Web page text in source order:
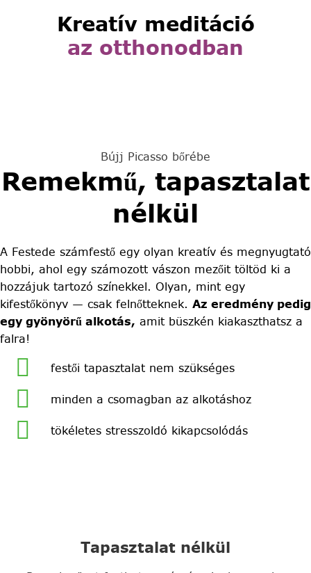
Kinyitható, hordozható
zsebnagyító
Kreatív meditáció
az otthonodban
Bújj Picasso bőrébe
Remekmű, tapasztalat
nélkül
A Festede számfestő egy olyan kreatív és megnyugtató
hobbi, ahol egy számozott vászon mezőit töltöd ki a
hozzájuk tartozó színekkel. Olyan, mint egy
kifestőkönyv — csak felnőtteknek. Az eredmény pedig
egy gyönyörű alkotás, amit büszkén kiakaszthatsz a
falra!
festői tapasztalat nem szükséges
minden a csomagban az alkotáshoz
tökéletes stresszoldó kikapcsolódás
Tapasztalat nélkül